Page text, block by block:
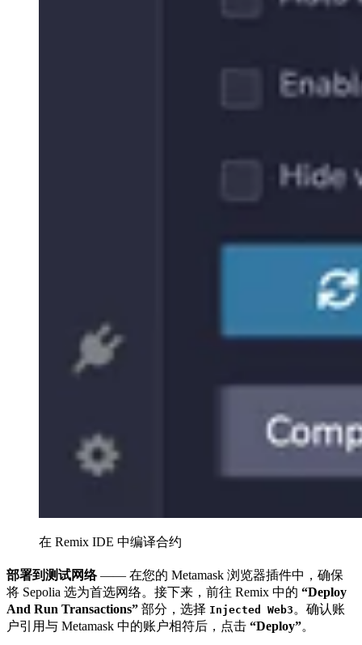
在 Remix IDE 中编译合约
部署到测试网络—— 在您的 Metamask 浏览器插件中，确保
将 Sepolia 选为首选网络。接下来，前往 Remix 中的 “Deploy
And Run Transactions” 部分，选择 Injected Web3 。确认账
户引用与 Metamask 中的账户相符后，点击 “Deploy”。